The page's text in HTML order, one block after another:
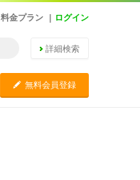
料金プラン ログイン
詳細検索
C 無料会員登録